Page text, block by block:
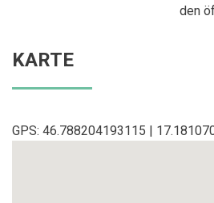
den
KARTE
GPS: 46.788204193115 |